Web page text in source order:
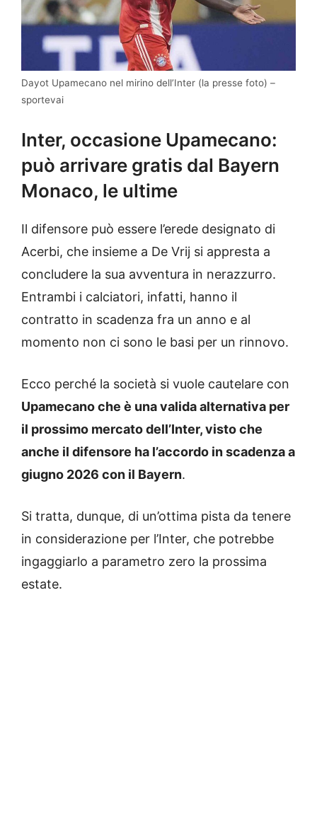
Dayot Upamecano nel mirino dell’Inter (la presse foto) –
sportevai
Inter, occasione Upamecano:
può arrivare gratis dal Bayern
Monaco, le ultime
Il difensore può essere l’erede designato di
Acerbi, che insieme a De Vrij si appresta a
concludere la sua avventura in nerazzurro.
Entrambi i calciatori, infatti, hanno il
contratto in scadenza fra un anno e al
momento non ci sono le basi per un rinnovo.
Ecco perché la società si vuole cautelare con
Upamecano che è una valida alternativa per
il prossimo mercato dell’Inter, visto che
anche il difensore ha l’accordo in scadenza a
giugno 2026 con il Bayern.
Si tratta, dunque, di un’ottima pista da tenere
in considerazione per l’Inter, che potrebbe
ingaggiarlo a parametro zero la prossima
estate.